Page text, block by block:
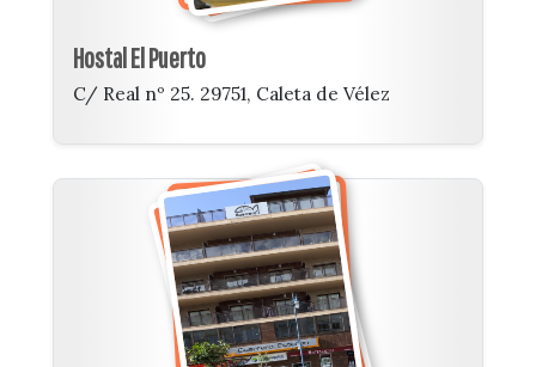
Hostal El Puerto
C/ Real nº 25. 29751, Caleta de Vélez